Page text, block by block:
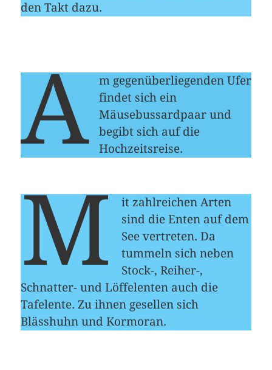
den Takt dazu.
A
m gegenüberliegenden Ufer
findet sich ein
Mäusebussardpaar und
begibt sich auf die
Hochzeitsreise.
M
it zahlreichen Arten
sind die Enten auf dem
See vertreten. Da
tummeln sich neben
Stock-, Reiher-,
Schnatter- und Löffelenten auch die
Tafelente. Zu ihnen gesellen sich
Blässhuhn und Kormoran.